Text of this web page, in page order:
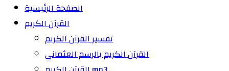
الصفحة الرئيسية
القرآن الكريم
تفسير القرآن الكريم
القرآن الكريم بالرسم العثماني